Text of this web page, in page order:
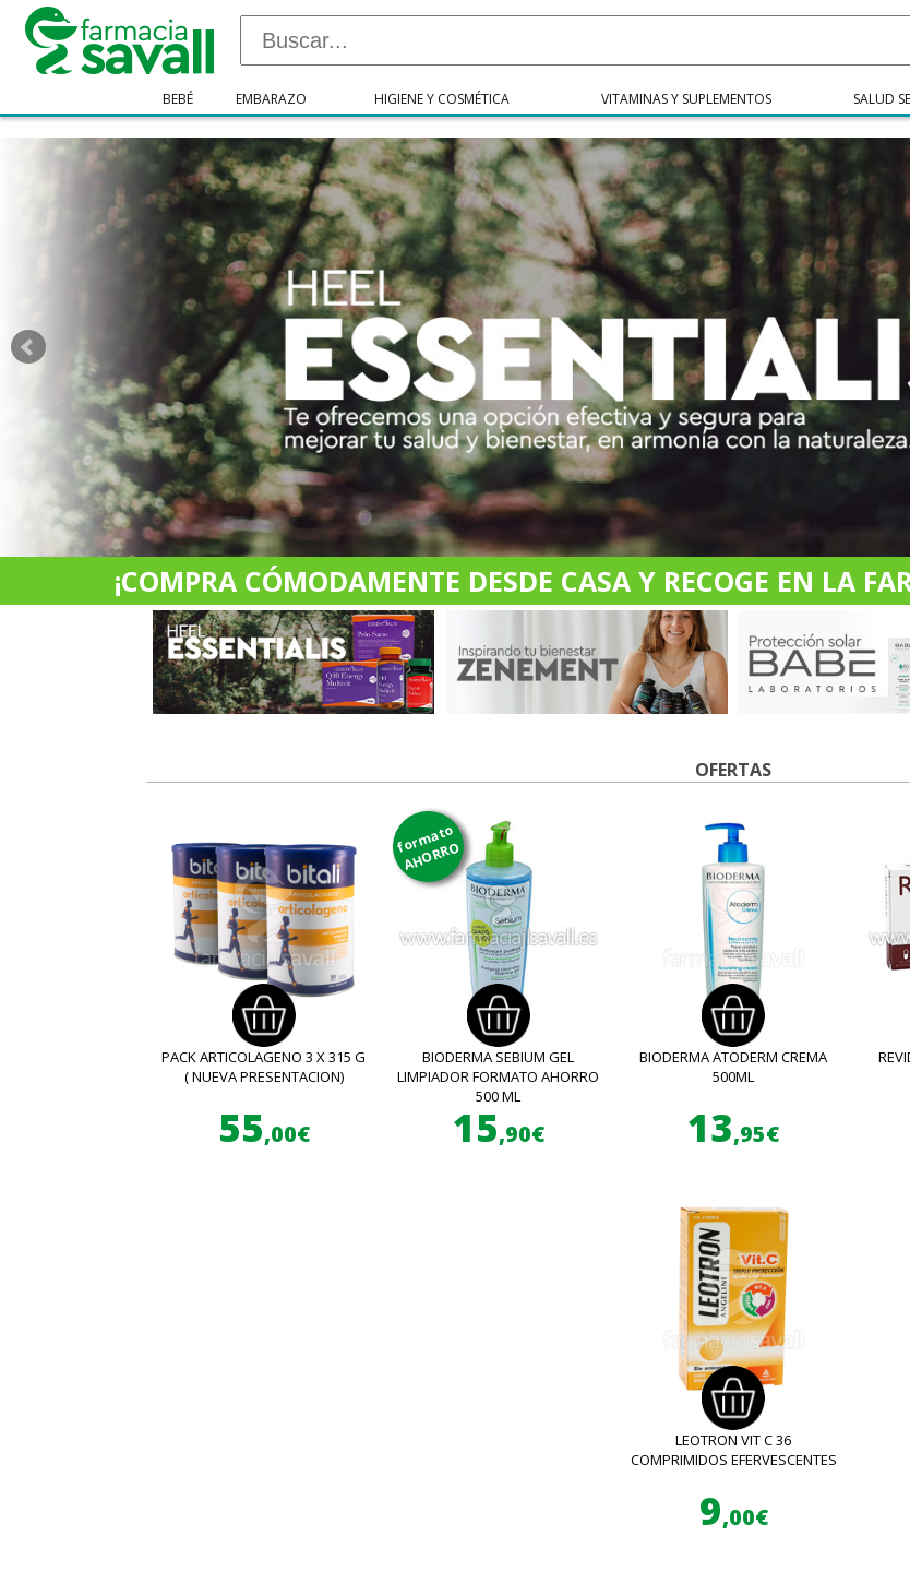
BEBÉ EMBARAZO HIGIENE Y COSMÉTICA VITAMINAS Y SUPLEMENTOS SALUD
¡COMPRA CÓMODAMENTE DESDE CASA Y RECOGE EN LA
OFERTAS
PACK ARTICOLAGENO 3 X 315 G
( NUEVA PRESENTACION)
55,00€
formato
AHORRO
BIODERMA SEBIUM GEL
LIMPIADOR FORMATO AHORRO
500 ML
15,90€
BIODERMA ATODERM CREMA
500ML
13,95€
LEOTRON VIT C 36
COMPRIMIDOS EFERVESCENTES
9,00€